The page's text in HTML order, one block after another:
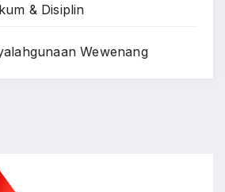
& Disiplin
Wewenang